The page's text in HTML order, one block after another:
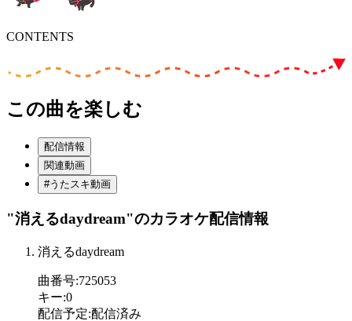
CONTENTS
この曲を楽しむ
配信情報
関連動画
#うたスキ動画
"消えるdaydream"のカラオケ配信情報
消えるdaydream
曲番号:725053
キー:0
配信予定:配信済み